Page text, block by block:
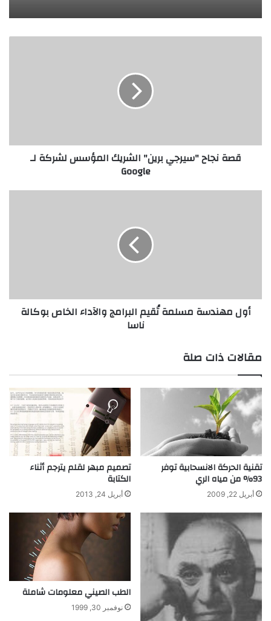
Google
قصة نجاح "سيرجي برين" الشريك المؤسس لشركة لـ
Google
ناسا
أول مهندسة مسلمة تُقيم البرامج والآداء الخاص بوكالة
ناسا
مقالات ذات صلة
تقنية الحركة الانسحابية توفر
93% من مياه الري
أبريل 22, 2009
تصميم مبهر لقلم يترجم أثناء
الكتابة
أبريل 24, 2013
الطب الصيني معلومات شاملة
نوفمبر 30, 1999